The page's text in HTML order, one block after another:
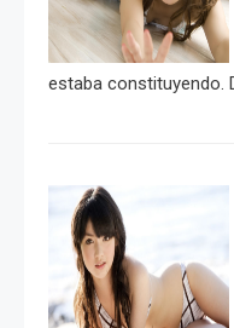
estaba constituyendo.